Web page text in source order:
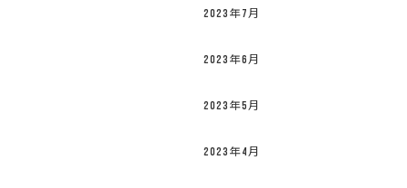
2023年7月
2023年6月
2023年5月
2023年4月